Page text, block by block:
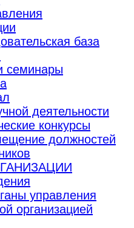
база
семинары
деятельности
конкурсы
должностей
управления
организацией